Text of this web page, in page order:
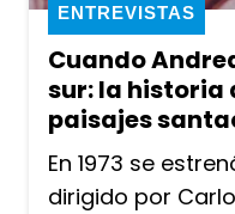
Cuando
sur: la historia
paisajes
ENTREVISTAS
En 1973 se
dirigido por